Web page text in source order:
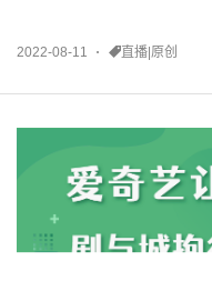
2022-08-11 直播|原创